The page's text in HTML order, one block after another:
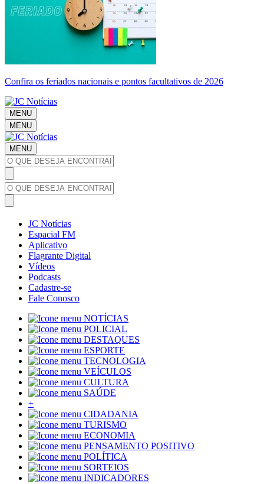
Confira os feriados nacionais e pontos facultativos de 2026
MENU
MENU
MENU
JC Notícias
Espacial FM
Aplicativo
Flagrante Digital
Vídeos
Podcasts
Cadastre-se
Fale Conosco
NOTÍCIAS
POLICIAL
DESTAQUES
ESPORTE
TECNOLOGIA
VEÍCULOS
CULTURA
SAÚDE
+
CIDADANIA
TURISMO
ECONOMIA
PENSAMENTO POSITIVO
POLÍTICA
SORTEIOS
INDICADORES